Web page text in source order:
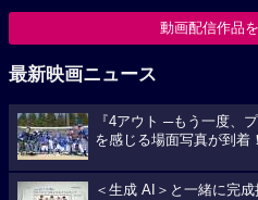
動画配信作品
最新映画ニュース
『4アウト ─もう一度、
を感じる場面写真が到着
＜生成 AI＞と一緒に完